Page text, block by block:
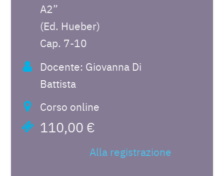
A2”
(Ed. Hueber)
Cap. 7-10
Docente: Giovanna Di
Battista
Corso online
110,00 €
Alla registrazione